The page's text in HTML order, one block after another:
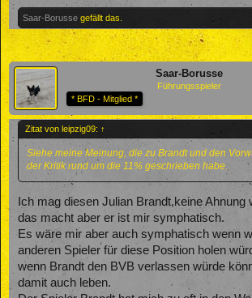
Saar-Borusse gefällt das.
Saar-Borusse
Führungsspieler
* BFD - Mitglied *
Zitat von leipzig09: ↑
Siehe meine Meinung, die zu Brandt und den
der Kritik rund um die 11% geschrieben habe.
Ich mag diesen Julian Brandt,keine Ahnung
das macht aber er ist mir symphatisch.
Es wäre mir aber auch symphatisch wenn
anderen Spieler für diese Position holen
wenn Brandt den BVB verlassen würde
damit auch leben.